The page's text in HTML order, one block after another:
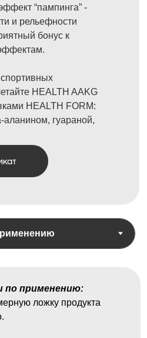
“пампинга” -
и рельефности
бонус к
HEALTH AAKG
HEALTH FORM:
аланином, гуараной,
по применению:
ложку продукта